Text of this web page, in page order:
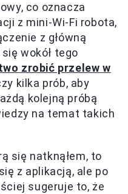
co oznacza
z mini-Wi-Fi robota,
z główną
wokół tego
zrobić przelew w
kilka prób, aby
kolejną próbą
na temat takich
się natknąłem, to
z aplikacją, ale po
sugeruje to, że